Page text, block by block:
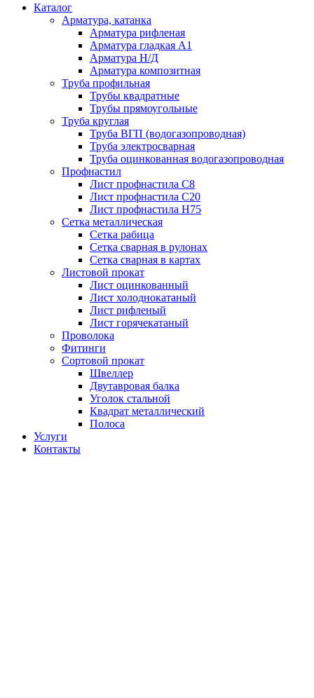
Каталог
Арматура, катанка
Арматура рифленая
Арматура гладкая A1
Арматура Н/Д
Арматура композитная
Труба профильная
Трубы квадратные
Трубы прямоугольные
Труба круглая
Труба ВГП (водогазопроводная)
Труба электросварная
Труба оцинкованная водогазопроводная
Профнастил
Лист профнастила С8
Лист профнастила С20
Лист профнастила Н75
Сетка металлическая
Сетка рабица
Сетка сварная в рулонах
Сетка сварная в картах
Листовой прокат
Лист оцинкованный
Лист холоднокатаный
Лист рифленый
Лист горячекатаный
Проволока
Фитинги
Сортовой прокат
Швеллер
Двутавровая балка
Уголок стальной
Квадрат металлический
Полоса
Услуги
Контакты